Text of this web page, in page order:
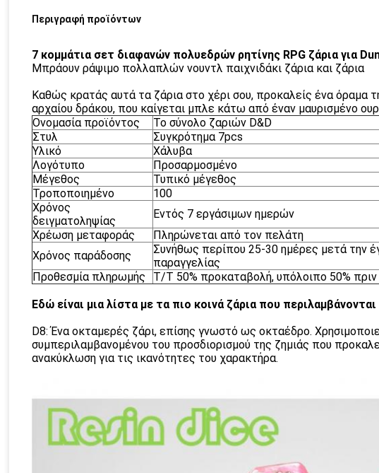
Περιγραφή προϊόντων
7 κομμάτια σετ διαφανών πολυεδρών ρητίνης RPG ζάρια για
Μπράουν ράψιμο πολλαπλών νουντλ παιχνιδάκι ζάρια και ζάρια
Καθώς κρατάς αυτά τα ζάρια στο χέρι σου, προκαλείς ένα όραμα
αρχαίου δράκου, που καίγεται μπλε κάτω από έναν μαυρισμένο
Ονομασία προϊόντος
Το σύνολο ζαριών D&D
Στυλ
Συγκρότημα 7pcs
Υλικό
Χάλυβα
Λογότυπο
Προσαρμοσμένο
Μέγεθος
Τυπικό μέγεθος
Τροποποιημένο
100
Χρόνος
δειγματοληψίας
Εντός 7 εργάσιμων ημερών
Χρέωση μεταφοράς
Πληρώνεται από τον πελάτη
Χρόνος παράδοσης
Συνήθως περίπου 25-30 ημέρες μετά την
παραγγελίας
Προθεσμία πληρωμής
T/T 50% προκαταβολή, υπόλοιπο 50%
Εδώ είναι μια λίστα με τα πιο κοινά ζάρια που
D8: Ένα οκταμερές ζάρι, επίσης γνωστό ως οκταέδρο.
συμπεριλαμβανομένου του προσδιορισμού της ζημιάς που
ανακύκλωση για τις ικανότητες του χαρακτήρα.